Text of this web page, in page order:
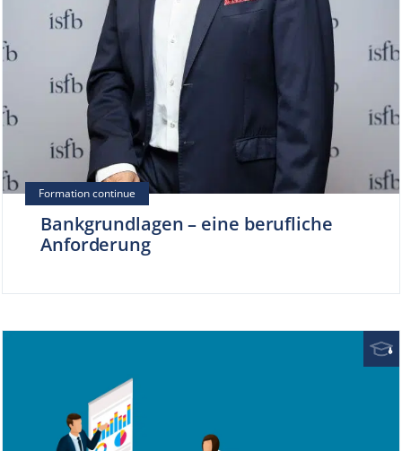
Bankgrundlagen – eine berufliche
Anforderung